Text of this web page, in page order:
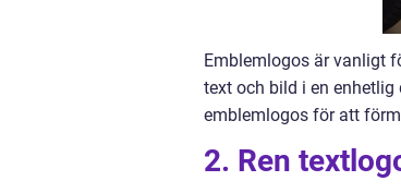
Emblemlogos är vanligt
text och bild i en enhetlig
emblemlogos för att
2. Ren